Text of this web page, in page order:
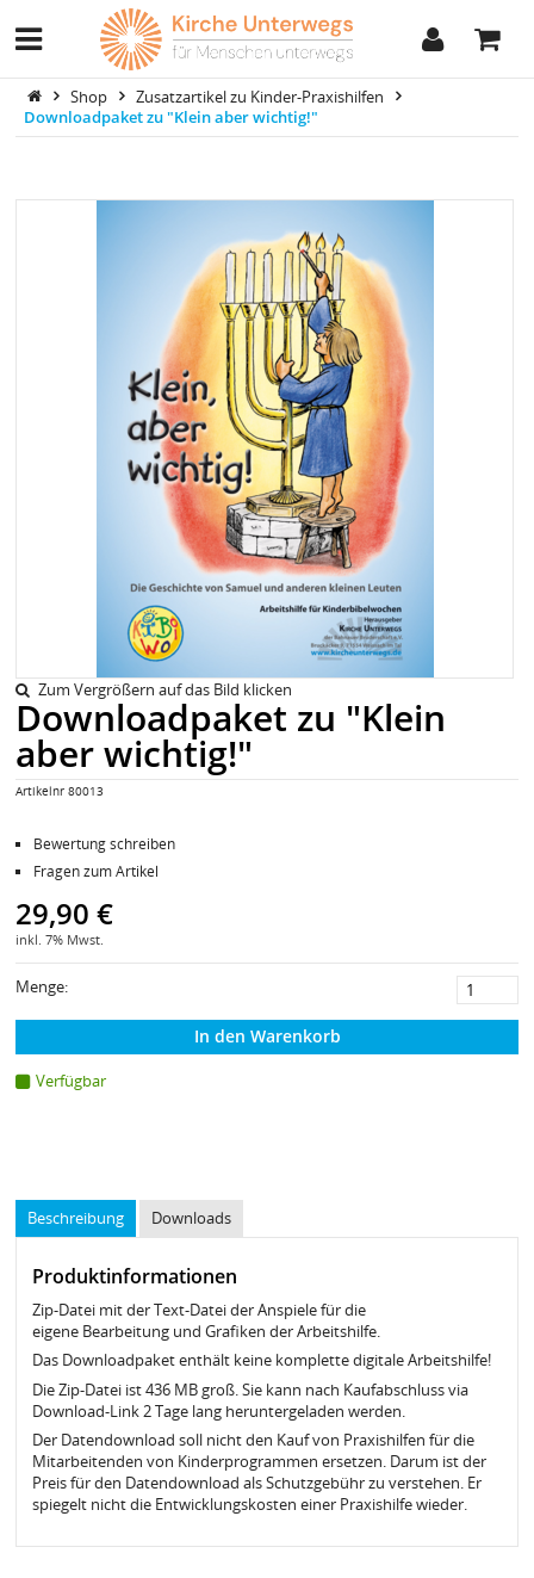
Shop
Zusatzartikel zu Kinder-Praxishilfen
Downloadpaket zu "Klein aber wichtig!"
Zum Vergrößern auf das Bild klicken
Downloadpaket zu "Klein
aber wichtig!"
Artikelnr 80013
Bewertung schreiben
Fragen zum Artikel
29,90 €
inkl. 7% Mwst.
Menge:
In den Warenkorb
Verfügbar
Beschreibung Downloads
Produktinformationen
Zip-Datei mit der Text-Datei der Anspiele für die
eigene Bearbeitung und Grafiken der Arbeitshilfe.
Das Downloadpaket enthält keine komplette digitale Arbeitshilfe!
Die Zip-Datei ist 436 MB groß. Sie kann nach Kaufabschluss via
Download-Link 2 Tage lang heruntergeladen werden.
Der Datendownload soll nicht den Kauf von Praxishilfen für die
Mitarbeitenden von Kinderprogrammen ersetzen. Darum ist der
Preis für den Datendownload als Schutzgebühr zu verstehen. Er
spiegelt nicht die Entwicklungskosten einer Praxishilfe wieder.